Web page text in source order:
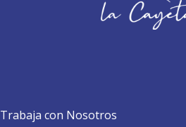
Trabaja con Nosotros